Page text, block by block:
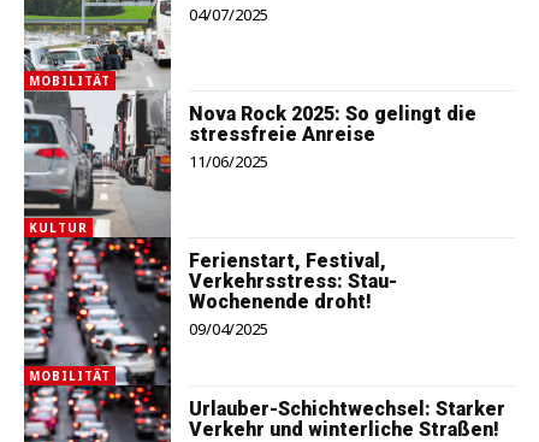
MOBILITÄT
04/07/2025
KULTUR
Nova Rock 2025: So gelingt die
stressfreie Anreise
11/06/2025
MOBILITÄT
Ferienstart, Festival,
Verkehrsstress: Stau-
Wochenende droht!
09/04/2025
Urlauber-Schichtwechsel: Starker
Verkehr und winterliche Straßen!